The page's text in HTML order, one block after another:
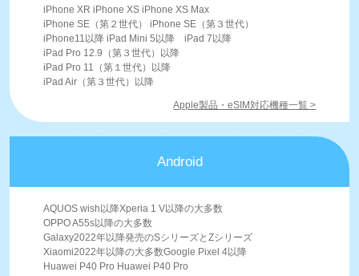
iPhone XR iPhone XS iPhone XS Max
iPhone SE（第２世代） iPhone SE（第３世代）
iPhone11以降 iPad Mini 5以降 iPad 7以降
iPad Pro 12.9（第３世代）以降
iPad Pro 11（第１世代）以降
iPad Air（第３世代）以降
Apple製品・eSIM対応機種一覧 >
Android
AQUOS wish以降Xperia 1 V以降の大多数
OPPO A55s以降の大多数
Galaxy2022年以降発売のSシリーズとZシリーズ
Xiaomi2022年以降の大多数Google Pixel 4以降
Huawei P40 Pro Huawei P40 Pro